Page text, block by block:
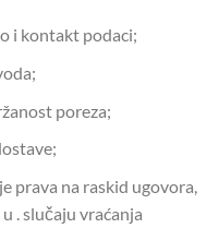
i kontakt podaci;
poreza;
prava na raskid ugovora,
. slučaju vraćanja